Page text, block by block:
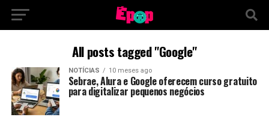
All posts tagged "Google"
NOTÍCIAS 10 meses ago
Sebrae, Alura e Google oferecem curso gratuito
para digitalizar pequenos negócios